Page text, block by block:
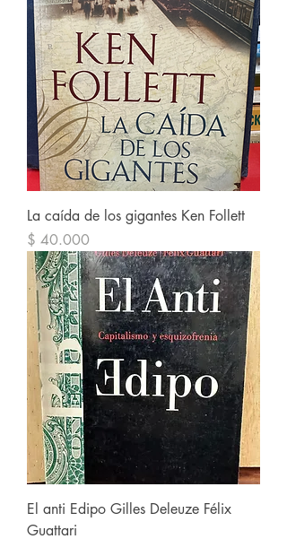
La caída de los gigantes Ken Follett
Precio
$ 40.000
El anti Edipo Gilles Deleuze Félix
Guattari